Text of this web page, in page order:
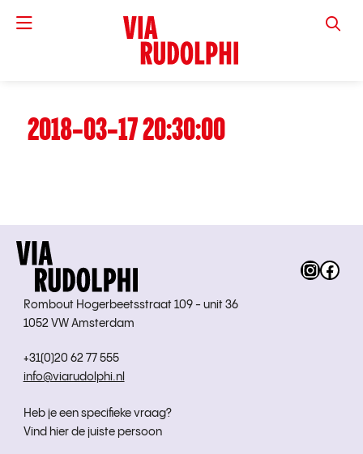
VIA
2018-03-17 20:30:00
Rombout Hogerbeetsstraat 109 - unit 36
1052 VW Amsterdam
+31(0)20 62 77 555
info@viarudolphi.nl
Heb je een specifieke vraag?
Vind hier de juiste persoon